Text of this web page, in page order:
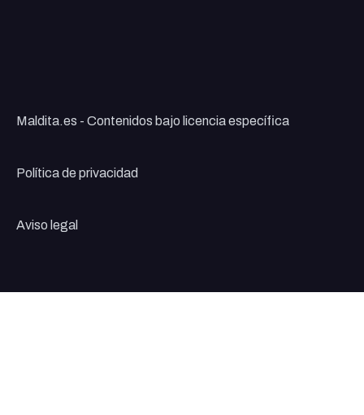
Maldita.es - Contenidos bajo licencia específica
Política de privacidad
Aviso legal